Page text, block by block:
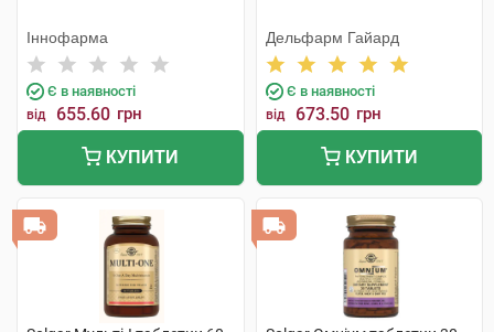
Іннофарма
Є в наявності
від 655.60 грн
КУПИТИ
Дельфарм Гайард
Є в наявності
від 673.50 грн
КУПИТИ